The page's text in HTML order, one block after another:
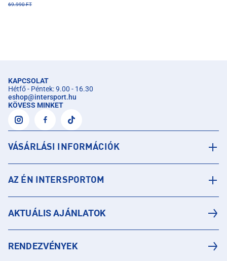
69.990 FT
KAPCSOLAT
Hétfő - Péntek: 9.00 - 16.30
eshop@intersport.hu
KÖVESS MINKET
VÁSÁRLÁSI INFORMÁCIÓK
AZ ÉN INTERSPORTOM
AKTUÁLIS AJÁNLATOK
RENDEZVÉNYEK